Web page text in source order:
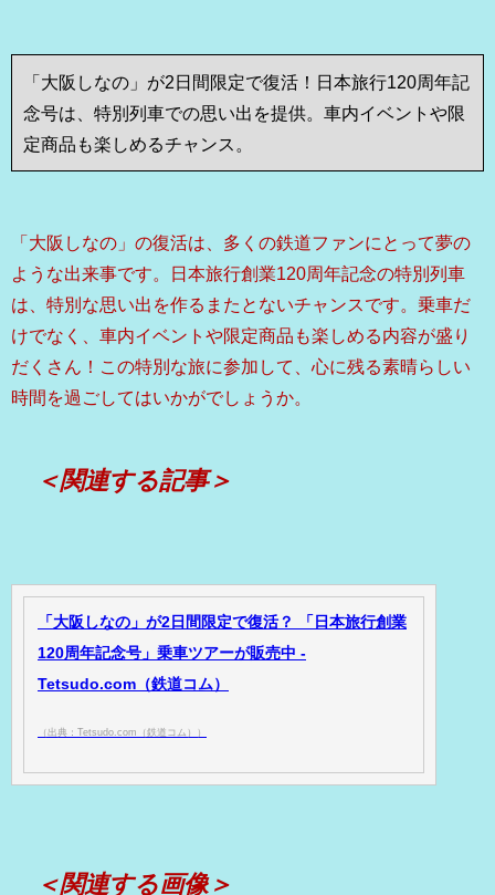
「大阪しなの」が2日間限定で復活！日本旅行120周年記
念号は、特別列車での思い出を提供。車内イベントや限
定商品も楽しめるチャンス。
「大阪しなの」の復活は、多くの鉄道ファンにとって夢の
ような出来事です。日本旅行創業120周年記念の特別列車
は、特別な思い出を作るまたとないチャンスです。乗車だ
けでなく、車内イベントや限定商品も楽しめる内容が盛り
だくさん！この特別な旅に参加して、心に残る素晴らしい
時間を過ごしてはいかがでしょうか。
＜関連する記事＞
「大阪しなの」が2日間限定で復活？ 「日本旅行創業
120周年記念号」乗車ツアーが販売中 -
Tetsudo.com（鉄道コム）
（出典：Tetsudo.com（鉄道コム））
＜関連する画像＞